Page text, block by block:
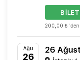
200,00 ₺
Ağu
26
26